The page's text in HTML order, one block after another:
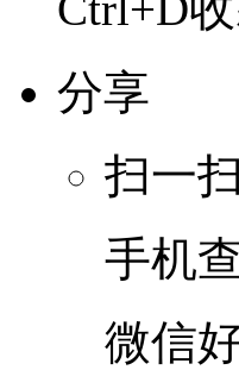
分享
扫一扫
手机
微信